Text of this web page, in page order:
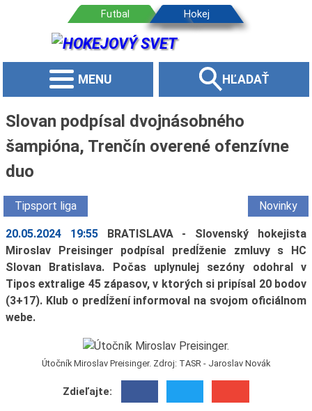
MENU HĽADAŤ
Slovan podpísal dvojnásobného
šampióna, Trenčín overené ofenzívne
duo
Tipsport liga Novinky
20.05.2024 19:55
BRATISLAVA - Slovenský hokejista
Miroslav Preisinger podpísal predĺženie zmluvy s HC
Slovan Bratislava. Počas uplynulej sezóny odohral v
Tipos extralige 45 zápasov, v ktorých si pripísal 20 bodov
(3+17). Klub o predĺžení informoval na svojom oficiálnom
webe.
Útočník Miroslav Preisinger. Zdroj: TASR - Jaroslav Novák
Zdieľajte: